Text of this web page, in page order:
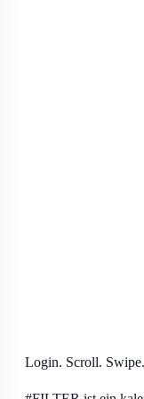
Login. Scroll.